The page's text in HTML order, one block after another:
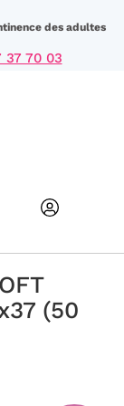
des adultes
37 70 03
(50